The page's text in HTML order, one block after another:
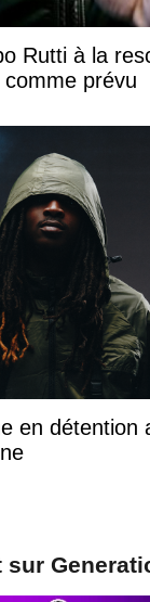
Rutti à la
prévu
en détention
sur